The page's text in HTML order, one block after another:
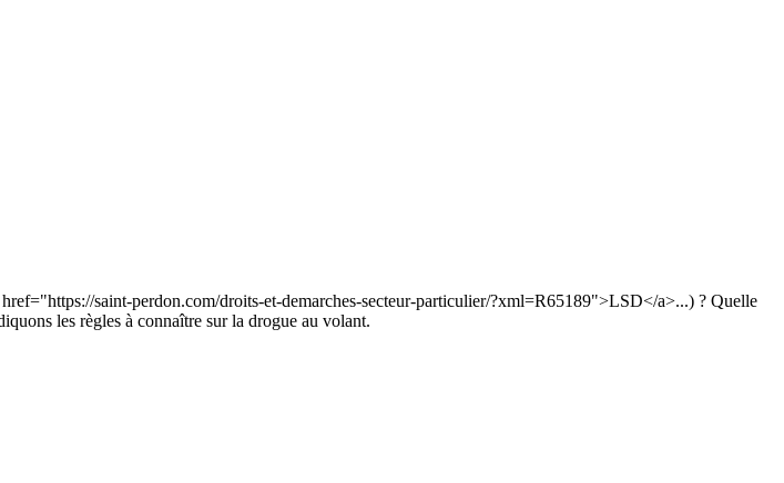
saint-perdon.com/droits-et-demarches-secteur-particulier/?xml=R65189">LSD</a>...) ? Quelle
les règles à connaître sur la drogue au volant.